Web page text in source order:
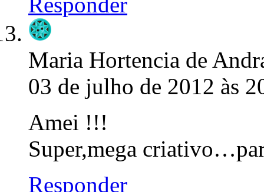
Maria Hortencia de
03 de julho de 2012 às
Amei !!!
Super,mega
Responder